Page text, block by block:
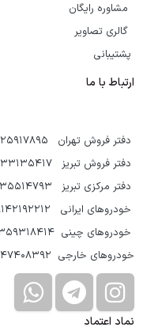
مشاوره رایگان
گالری تصاویر
پشتیبانی
ارتباط با ما
دفتر فروش تهران 02125917895
دفتر فروش تبریز 04133135417
دفتر مرکزی تبریز 04135514793
خودروهای ایرانی 09142192212
خودروهای چینی 09359318414
خودروهای خارجی 09147408392
نماد اعتماد